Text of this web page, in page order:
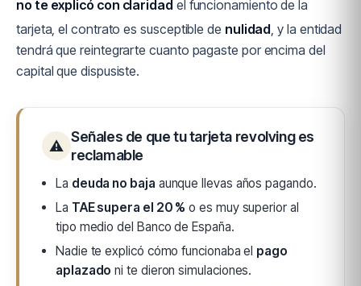
no te explicó con claridadel funcionamiento de la
tarjeta, el contrato es susceptible de nulidad, y la entidad
tendrá que reintegrarte cuanto pagaste por encima del
capital que dispusiste.
⚠
Señales de que tu tarjeta revolving es
reclamable
La deuda no baja aunque llevas años pagando.
La TAE supera el 20 % o es muy superior al
tipo medio del Banco de España.
Nadie te explicó cómo funcionaba el pago
aplazado ni te dieron simulaciones.